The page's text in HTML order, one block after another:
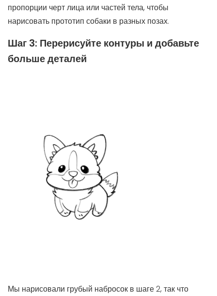
пропорции черт лица или частей тела, чтобы
нарисовать прототип собаки в разных позах.
Шаг 3: Перерисуйте контуры и добавьте
больше деталей
Мы нарисовали грубый набросок в шаге 2, так что